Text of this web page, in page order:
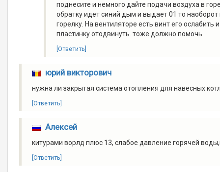
поднесите и немного дайте подачи воздуха в
обратку идет синий дым и выдает 01 то
горелку. На вентиляторе есть винт его ослабить и
пластинку отодвинуть. тоже должно помочь.
[Ответить]
юрий викторович
нужна ли закрытая система отопления для навесных
[Ответить]
Алексей
китурами ворлд плюс 13, слабое давление горячей
[Ответить]